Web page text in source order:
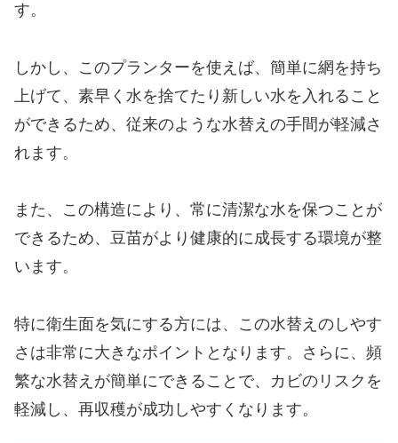
す。
しかし、このプランターを使えば、簡単に網を持ち
上げて、素早く水を捨てたり新しい水を入れること
ができるため、従来のような水替えの手間が軽減さ
れます。
また、この構造により、常に清潔な水を保つことが
できるため、豆苗がより健康的に成長する環境が整
います。
特に衛生面を気にする方には、この水替えのしやす
さは非常に大きなポイントとなります。さらに、頻
繁な水替えが簡単にできることで、カビのリスクを
軽減し、再収穫が成功しやすくなります。